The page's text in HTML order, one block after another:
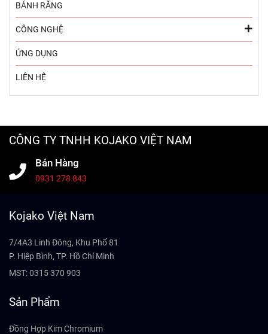
BÁNH RĂNG
CÔNG NGHỆ
ỨNG DỤNG
LIÊN HỆ
CÔNG TY TNHH KOJAKO VIỆT NAM
Bán Hàng
0931 278 843
Kojako Việt Nam
7/4A3 Linh Đông, Khu Phố 81
P. Hiệp Bình, TP. Hồ Chí Minh
MST: 0315 370 903
Sản Phẩm
Đồng Hợp Kim Chromium